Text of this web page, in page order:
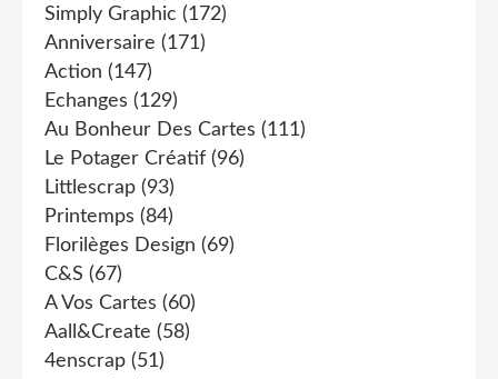
Simply Graphic (172)
Anniversaire (171)
Action (147)
Echanges (129)
Au Bonheur Des Cartes (111)
Le Potager Créatif (96)
Littlescrap (93)
Printemps (84)
Florilèges Design (69)
C&s (67)
A Vos Cartes (60)
Aall&create (58)
4enscrap (51)